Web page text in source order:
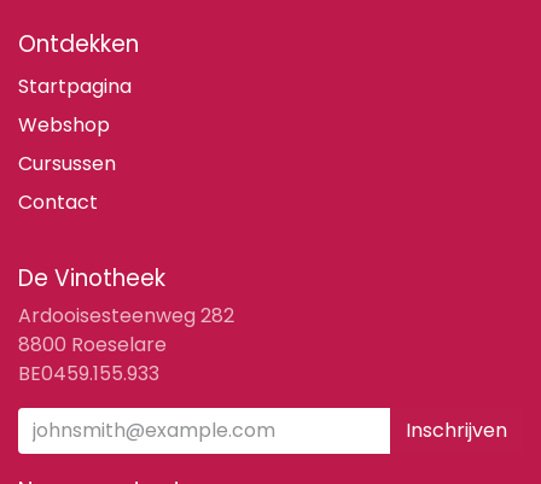
Ontdekken
Startpagina
Webshop
Cursussen
Contact
De Vinotheek
Ardooisesteenweg 282
8800 Roeselare
BE0459.155.933
Inschrijven